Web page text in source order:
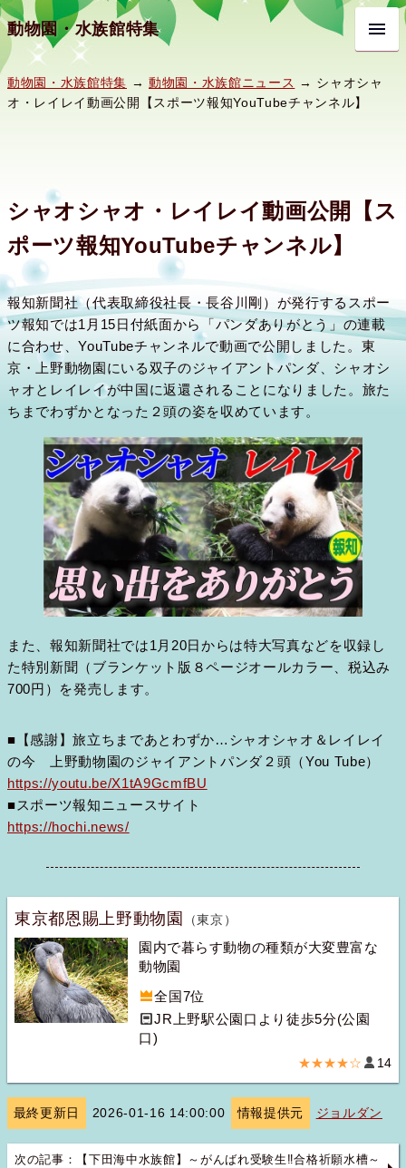
動物園・水族館特集
動物園・水族館特集 → 動物園・水族館ニュース → シャオシャ
オ・レイレイ動画公開【スポーツ報知YouTubeチャンネル】
シャオシャオ・レイレイ動画公開【ス
ポーツ報知YouTubeチャンネル】
報知新聞社（代表取締役社長・長谷川剛）が発行するスポー
ツ報知では1月15日付紙面から「パンダありがとう」の連載
に合わせ、YouTubeチャンネルで動画で公開しました。東
京・上野動物園にいる双子のジャイアントパンダ、シャオシ
ャオとレイレイが中国に返還されることになりました。旅た
ちまでわずかとなった２頭の姿を収めています。
また、報知新聞社では1月20日からは特大写真などを収録し
た特別新聞（ブランケット版８ページオールカラー、税込み
700円）を発売します。
■【感謝】旅立ちまであとわずか…シャオシャオ＆レイレイ
の今 上野動物園のジャイアントパンダ２頭（You Tube）
https://youtu.be/X1tA9GcmfBU
■スポーツ報知ニュースサイト
https://hochi.news/
東京都恩賜上野動物園 （東京）
園内で暮らす動物の種類が大変豊富な
動物園
全国7位
JR上野駅公園口より徒歩5分(公園
口)
★★★★☆ 14
最終更新日 2026-01-16 14:00:00 情報提供元 ジョルダン
次の記事：【下田海中水族館】～がんばれ受験生‼合格祈願水槽～